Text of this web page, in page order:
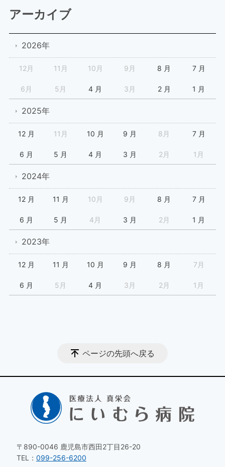
アーカイブ
2026年
12月 11月 10月 9月 8 月 7 月
6月 5月 4 月 3月 2 月 1 月
2025年
12 月 11月 10 月 9 月 8月 7 月
6 月 5 月 4 月 3 月 2月 1月
2024年
12 月 11 月 10月 9月 8 月 7 月
6 月 5 月 4月 3 月 2月 1 月
2023年
12 月 11 月 10 月 9 月 8 月 7月
6 月 5月 4 月 3月 2月 1月
ページの先頭へ戻る
〒890-0046 鹿児島市西田2丁目26-20
TEL： 099-256-6200